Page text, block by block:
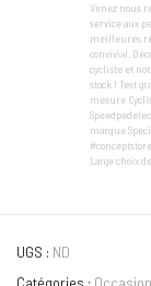
Venez nous
service aux
meilleures
convivial.
cycliste et
stock ! Test
mesure
marque
Large choix
UGS : ND
Catégories :